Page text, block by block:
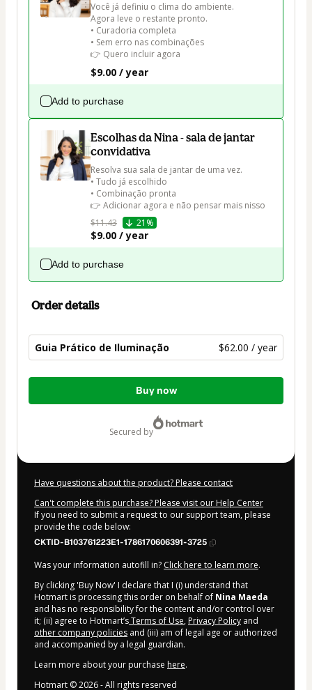
Você já definiu o clima do ambiente.
Agora leve o restante pronto.
• Curadoria completa
• Sem erro nas combinações
👉 Quero incluir agora
$9.00 / year
Add to purchase
Escolhas da Nina - sala de jantar
convidativa
Resolva sua sala de jantar de uma vez.
• Tudo já escolhido
• Combinação pronta
👉 Adicionar agora e não pensar mais nisso
$11.43
21%
$9.00 / year
Add to purchase
Order details
Guia Prático de Iluminação $62.00 / year
Total
Buy now
secured by
Have questions about the product? Please contact
Can't complete this purchase? Please visit our Help Center
If you need to submit a request to our support team, please
provide the code below:
CKTID-B103761223E1-1786170606391-3725
Was your information autofill in? Click here to learn more.
By clicking 'Buy Now' I declare that I (i) understand that
Hotmart is processing this order on behalf of Nina Maeda
and has no responsibility for the content and/or control over
it; (ii) agree to Hotmart’sTerms of Use, Privacy Policy and
other company policies and (iii) am of legal age or authorized
and accompanied by a legal guardian.
Learn more about your purchase here.
Hotmart ©2026- All rights reserved